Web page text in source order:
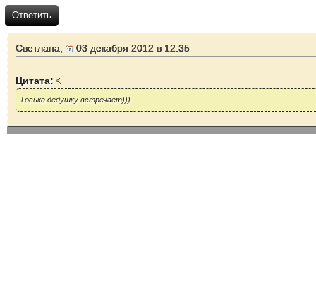
Ответить
Светлана, 03 декабря 2012 в 12:35
Цитата:
Тоська дедушку встречает)))